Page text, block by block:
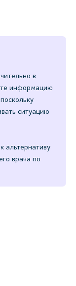
в
информацию
ситуацию
альтернативу
врача по